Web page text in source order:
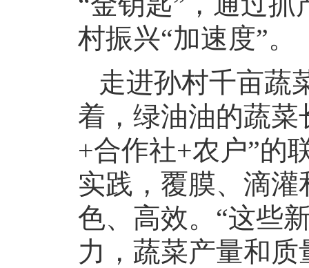
村振兴“加速度”。
走进孙村千亩蔬
着，绿油油的蔬
+合作社+农户”的
实践，覆膜、滴
色、高效。“这些
力，蔬菜产量和